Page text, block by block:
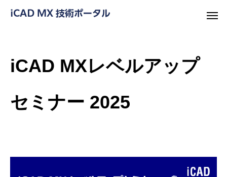
iCAD MXレベルアップ
セミナー 2025